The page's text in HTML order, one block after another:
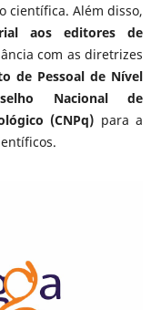
científica. Além disso,
aos editores de
com as diretrizes
de Pessoal de Nível
Nacional de
(CNPq) para a